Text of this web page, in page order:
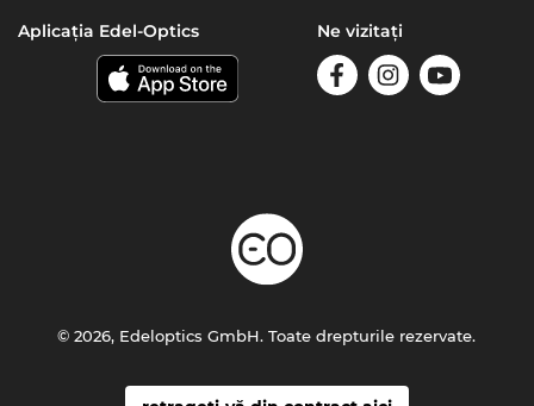
Aplicația Edel-Optics Ne vizitați
© 2026, Edeloptics GmbH. Toate drepturile rezervate.